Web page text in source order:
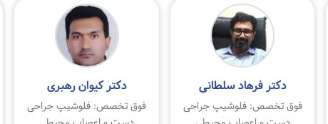
دکتر فرهاد سلطانی
فوق تخصص: فلوشیپ جراحی
دکتر کیوان رهبری
فوق تخصص: فلوشیپ جراحی